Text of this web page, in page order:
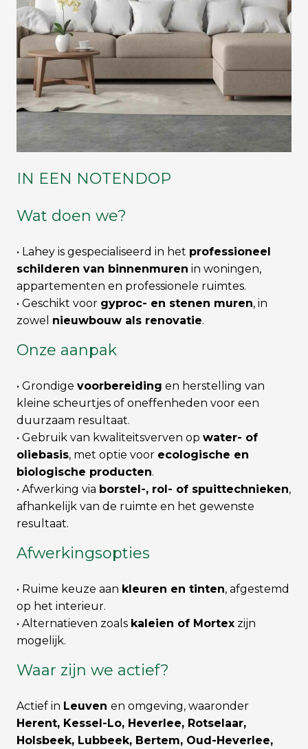
IN EEN NOTENDOP
Wat doen we?
• Lahey is gespecialiseerd in het professioneel
schilderen van binnenmuren in woningen,
appartementen en professionele ruimtes.
• Geschikt voor gyproc- en stenen muren, in
zowel nieuwbouw als renovatie.
Onze aanpak
• Grondige voorbereiding en herstelling van
kleine scheurtjes of oneffenheden voor een
duurzaam resultaat.
• Gebruik van kwaliteitsverven op water- of
oliebasis, met optie voor ecologische en
biologische producten.
• Afwerking via borstel-, rol- of spuittechnieken,
afhankelijk van de ruimte en het gewenste
resultaat.
Afwerkingsopties
• Ruime keuze aan kleuren en tinten, afgestemd
op het interieur.
• Alternatieven zoals kaleien of Mortex zijn
mogelijk.
Waar zijn we actief?
Actief in Leuven en omgeving, waaronder
Herent, Kessel-Lo, Heverlee, Rotselaar,
Holsbeek, Lubbeek, Bertem, Oud-Heverlee,